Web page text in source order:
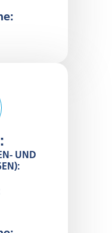
UND